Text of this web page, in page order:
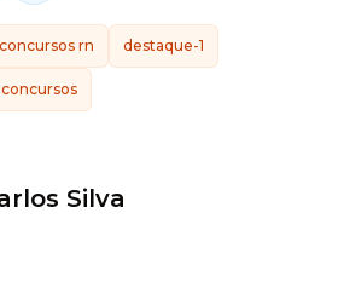
concursos rn destaque-1
Silva